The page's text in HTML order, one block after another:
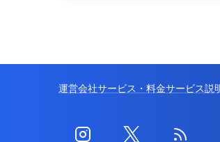
運営会社サービス・料金サービス説